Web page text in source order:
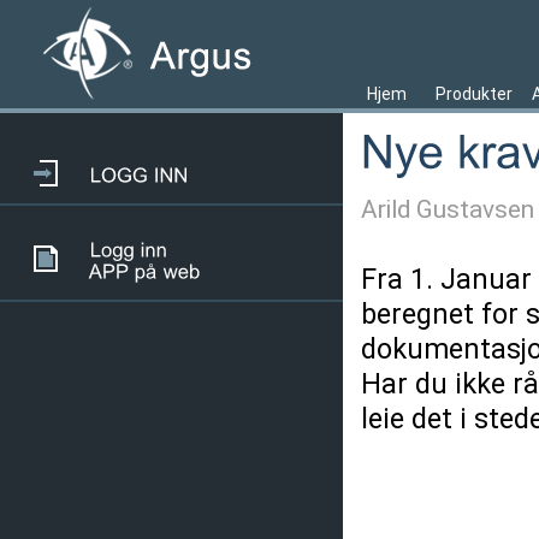
Hjem Produkter
Arild
Fra 1.
beregnet for
Har du ikke
leie det i